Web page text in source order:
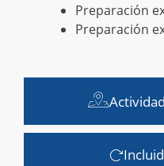
Preparación
Preparación